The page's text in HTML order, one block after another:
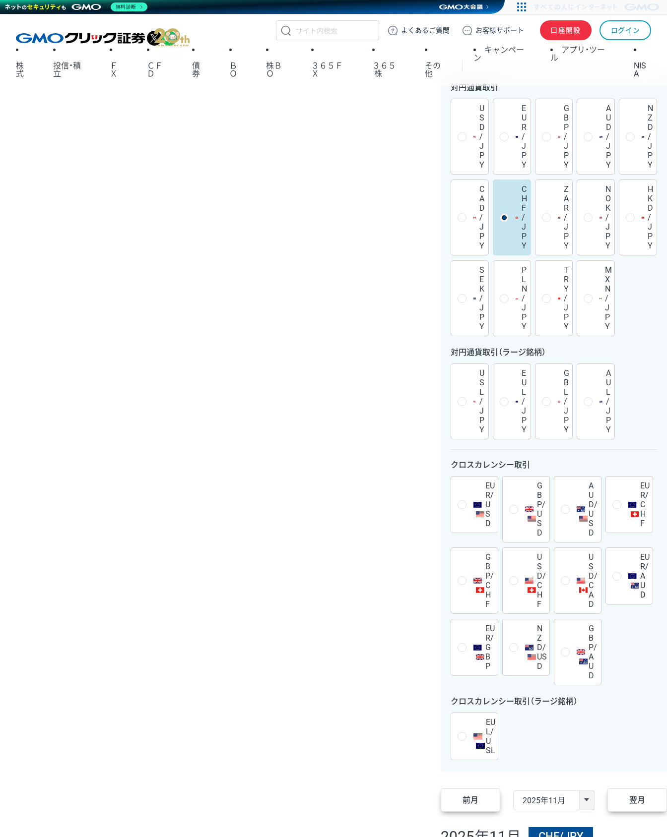
GMOクリック証券
よくある ご質問 お客様サポート 口座開設 ログイン
X
株
式
投信・積
立
Ｆ
Ｘ
ＣＦ
Ｄ
債
券
Ｂ
Ｏ
株Ｂ
Ｏ
３６５Ｆ
Ｘ
３６５
株
その
他
キャンペー
ン
アプリ・ツー
ル
NIS
A
対円通貨取引
U
S
D
/
J
P
Y
E
U
R
/
J
P
Y
G
B
P
/
J
P
Y
A
U
D
/
J
P
Y
N
Z
D
/
J
P
Y
C
A
D
/
J
P
Y
C
H
F
/
J
P
Y
Z
A
R
/
J
P
Y
N
O
K
/
J
P
Y
H
K
D
/
J
P
Y
S
E
K
/
J
P
Y
P
L
N
/
J
P
Y
T
R
Y
/
J
P
Y
M
X
N
/
J
P
Y
対円通貨取引（ラージ銘柄）
U
S
L
/
J
P
Y
E
U
L
/
J
P
Y
G
B
L
/
J
P
Y
A
U
L
/
J
P
Y
クロスカレンシー取引
EU
R/
U
S
D
G
B
P/
U
S
D
A
U
D/
U
S
D
EU
R/
C
H
F
G
B
P/
C
H
F
U
S
D/
C
H
F
U
S
D/
C
A
D
EU
R/
A
U
D
EU
R/
G
B
P
N
Z
D/
US
D
G
B
P/
A
U
D
クロスカレンシー取引（ラージ銘柄）
EU
L/
U
SL
前月 翌月
無料診断